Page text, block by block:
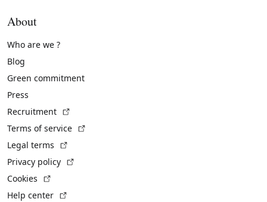
About
Who are we ?
Blog
Green commitment
Press
Recruitment
Terms of service
Legal terms
Privacy policy
Cookies
Help center